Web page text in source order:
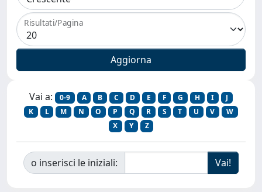
Risultati/Pagina
Vai a: 0-9 A B C D E F G H I
J
K
L M N O P Q R S T U V
W
X
Y Z
o inserisci le iniziali: